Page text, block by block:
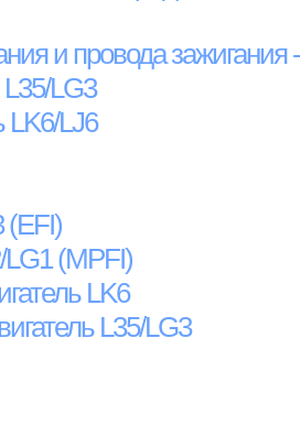
и провода зажигания
LG3
LK6/LJ6
(EFI)
LG1 (MPFI)
LK6
L35/LG3